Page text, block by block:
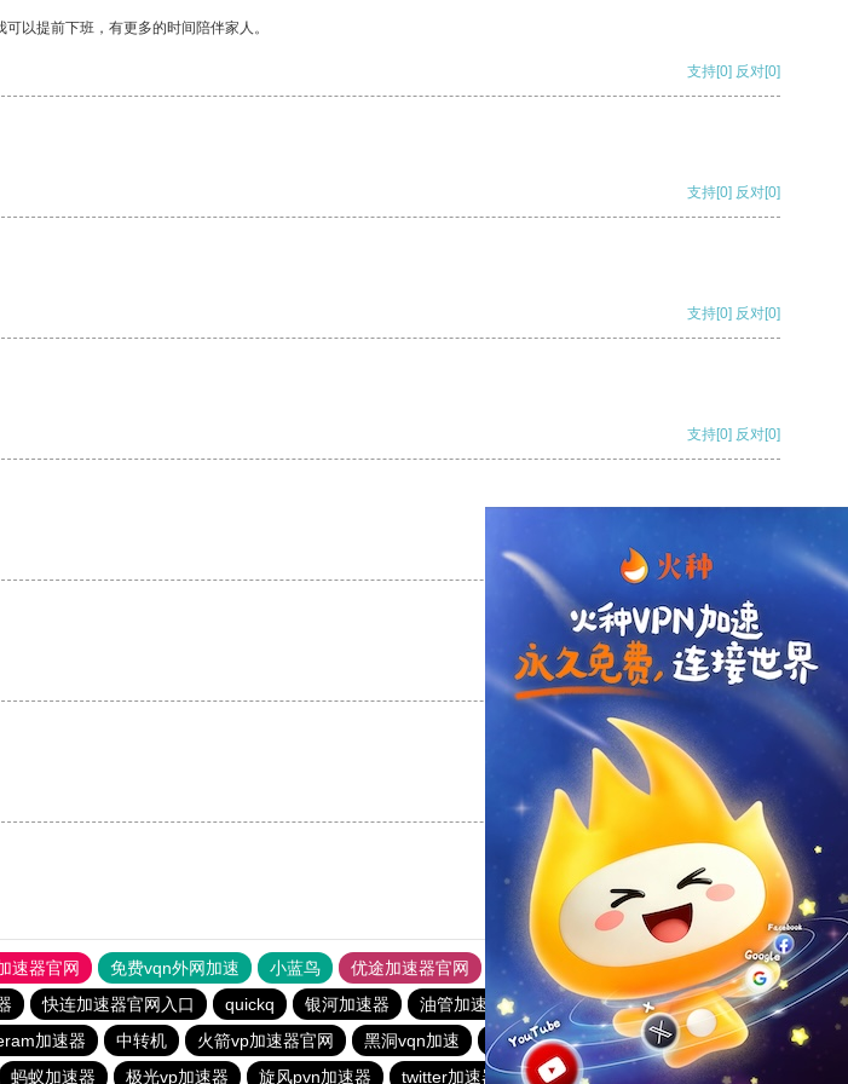
以提前下班，有更多的时间陪伴家人。
支持[0] 反对[0]
支持[0] 反对[0]
支持[0] 反对[0]
支持[0] 反对[0]
支持
支持[0] 反对[0]
支持[0] 反对[0]
速器官网 免费vqn外网加速 小蓝鸟 优途加速器官网 风驰加速器 旋风加速器
八戒看书
快连加速器官网入口 quickq 银河加速器 油管加速器
加速器试用一天
加速器 中转机 火箭vp加速器官网 黑洞vqn加速 海鸥加速器 天行vp加速
CC加速器
蚂蚁加速器 极光vp加速器 旋风pvn加速器 twitter加速器 免费vqn加速